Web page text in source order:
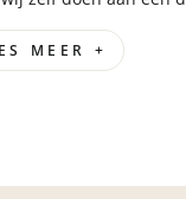
MEER +